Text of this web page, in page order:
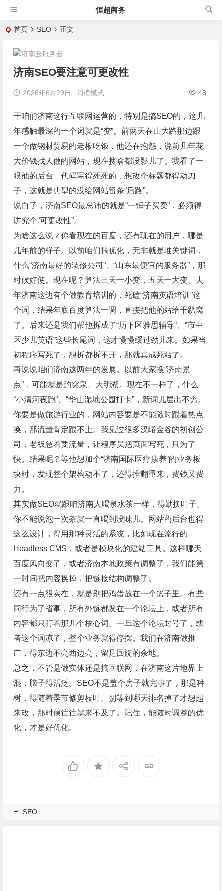
恒超商务
首页 SEO 正文
济南SEO要注意可更改性
2026年6月29日 48
阅读模式
干咱们济南这行互联网运营的，特别是搞SEO的，这几
年感触最深的一个词就是“变”。前两天在山大路那边跟
一个做钢材贸易的老板吃饭，他还在抱怨，说前几年花
大价钱找人做的网站，现在搜啥都没影儿了。我看了一
眼他的后台，代码写得死死的，想改个标题都得动刀
子，这就是典型的没给网站留条“后路”。
说白了，济南SEO最忌讳的就是“一锤子买卖”，必须得
讲究个“可更改性”。
为啥这么说？你看现在的百度，还有现在的用户，哪是
几年前的样子。以前咱们搞优化，无非就是堆关键词，
什么“济南最好的装修公司”、“山东最便宜的服务器”，那
时候好使。现在呢？算法三天一小变，五天一大变。去
年济南这边有个做教育培训的，死磕“济南英语培训”这
个词，结果年底百度算法一调，直接把他的站给干趴窝
了。后来还是我们帮他拆成了“历下区雅思辅导”、“市中
区少儿英语”这些长尾词，这才慢慢缓过劲儿来。如果当
初程序写死了，想拆都拆不开，那就真成死站了。
再说说咱们济南这两年的发展。以前大家搜“济南景
点”，可能就是趵突泉、大明湖。现在不一样了，什么
“小清河夜跑”、“华山湿地公园打卡”，新词儿层出不穷。
你要是做旅游行业的，网站内容要是不能随时跟着热点
换，那流量肯定跟不上。我见过很多汉峪金谷的初创公
司，老板急着要流量，让程序员把页面写死，只为了
快。结果呢？等他想加个“济南国际医疗康养”的业务板
块时，发现整个架构动不了，还得推翻重来，费钱又费
力。
其实做SEO就跟咱济南人喝泉水茶一样，得勤换叶子。
你不能说泡一次茶就一直喝到没味儿。网站的后台也得
这么设计，得用那种灵活的系统，比如现在流行的
Headless CMS，或者是模块化的建站工具。这样哪天
百度风向变了，或者济南本地政策有调整了，我们能第
一时间把内容换掉，把链接结构调整了。
还有一点很实在，就是别把鸡蛋放在一个篮子里。有些
同行为了省事，所有外链都发在一个论坛上，或者所有
内容都只盯着那几个核心词。一旦这个论坛封号了，或
者这个词凉了，整个业务就得停摆。我们在济南做推
广，得东边不亮西边亮，留足回旋的余地。
总之，不管是做实体还是搞互联网，在济南这片地界上
混，脑子得活泛。SEO不是盖个房子就完事了，那是种
树，得随着季节修剪枝叶。别等到哪天排名掉了才想起
来改，那时候往往就来不及了。记住，能随时调整的优
化，才是好优化。
SEO